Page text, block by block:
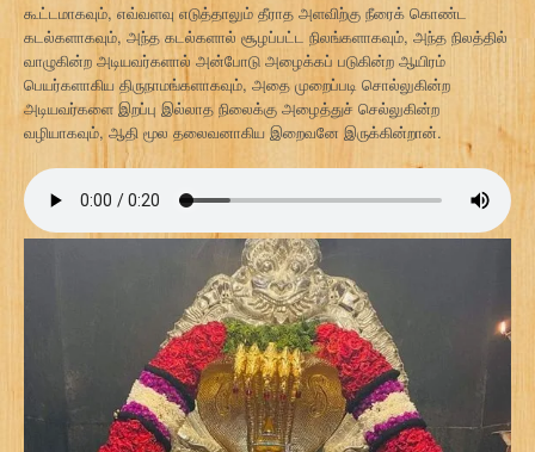
கூட்டமாகவும், எவ்வளவு எடுத்தாலும் தீராத அளவிற்கு நீரைக் கொண்ட
கடல்களாகவும், அந்த கடல்களால் சூழப்பட்ட நிலங்களாகவும், அந்த நிலத்தில்
வாழுகின்ற அடியவர்களால் அன்போடு அழைக்கப் படுகின்ற ஆயிரம்
பெயர்களாகிய திருநாமங்களாகவும், அதை முறைப்படி சொல்லுகின்ற
அடியவர்களை இறப்பு இல்லாத நிலைக்கு அழைத்துச் செல்லுகின்ற
வழியாகவும், ஆதி மூல தலைவனாகிய இறைவனே இருக்கின்றான்.